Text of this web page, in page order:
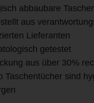
abbaubare
aus
Lieferanten
getestet
aus über 30%
Taschentücher sind